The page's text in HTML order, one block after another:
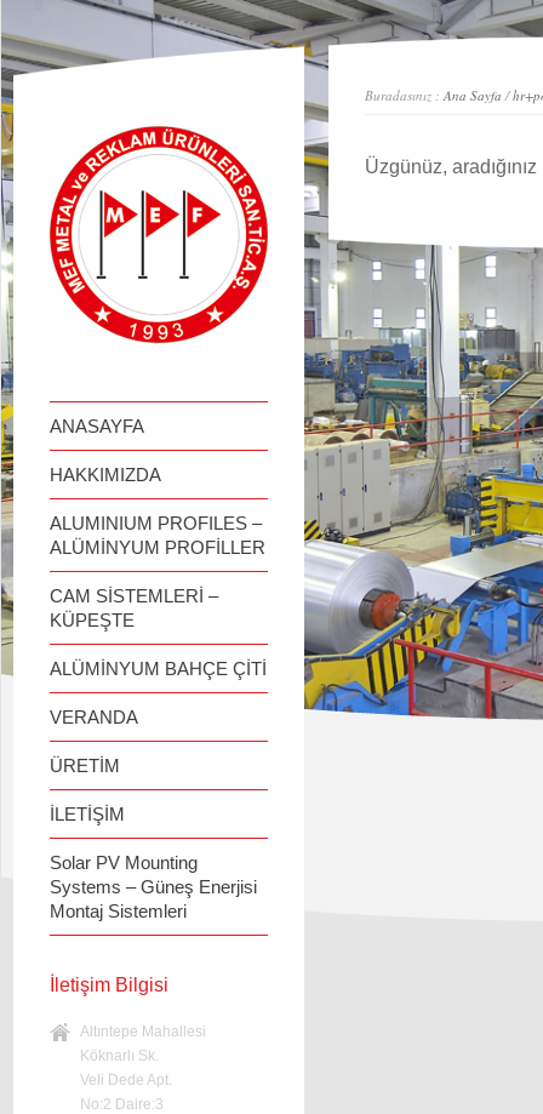
займ онлайн
ANASAYFA
HAKKIMIZDA
ALUMINIUM PROFILES –
ALÜMİNYUM PROFİLLER
CAM SİSTEMLERİ –
KÜPEŞTE
ALÜMİNYUM BAHÇE ÇİTİ
VERANDA
ÜRETİM
İLETİŞİM
Solar PV Mounting
Systems – Güneş Enerjisi
Montaj Sistemleri
İletişim Bilgisi
Altıntepe Mahallesi
Köknarlı Sk.
Veli Dede Apt.
No:2 Daire:3
Buradasınız :Ana Sayfa /
Üzgünüz,